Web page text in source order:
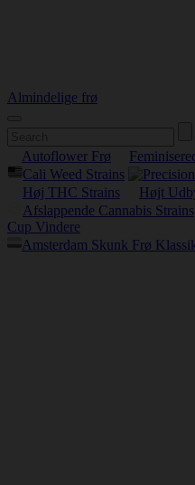
Almindelige frø
Autoflower Frø
Cali Weed Strains
Høj THC Strains
Højt
Afslappende Cannabis Strains
Cup Vindere
Amsterdam Skunk Frø